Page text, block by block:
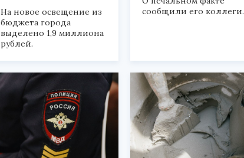
На новое освещение из
бюджета города
выделено 1,9 миллиона
рублей.
сообщили его коллеги.